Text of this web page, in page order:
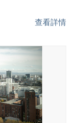
查看詳情